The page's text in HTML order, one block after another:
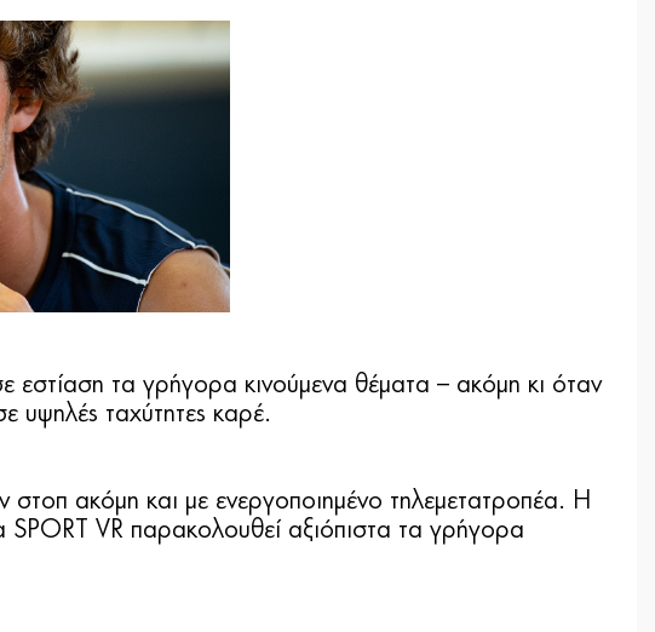
τα γρήγορα κινούμενα θέματα – ακόμη κι όταν
υψηλές ταχύτητες καρέ.
ακόμη και με ενεργοποιημένο τηλεμετατροπέα. Η
SPORT VR παρακολουθεί αξιόπιστα τα γρήγορα